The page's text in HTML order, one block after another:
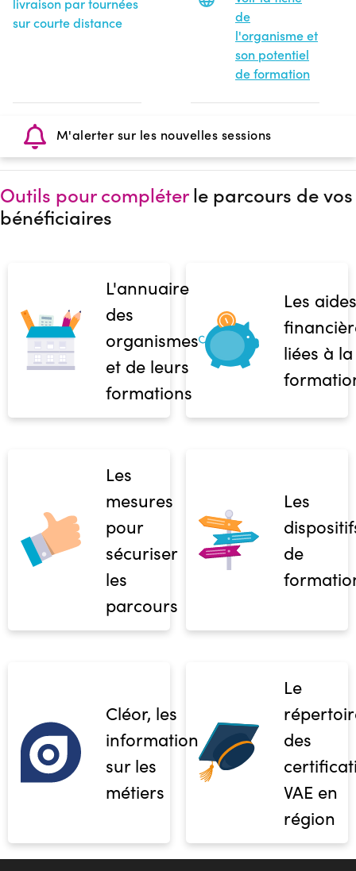
livraison par tournées
sur courte distance
de
l'organisme et
son potentiel
de formation
M'alerter sur les nouvelles sessions
Outils pour compléterle parcours de vos
bénéficiaires
L'annuaire
des
organismes
et de leurs
formations
Les aides
liées à la
Les
mesures
pour
sécuriser
les
parcours
Les
de
Cléor, les
informations
sur les
métiers
Le
des
VAE en
région